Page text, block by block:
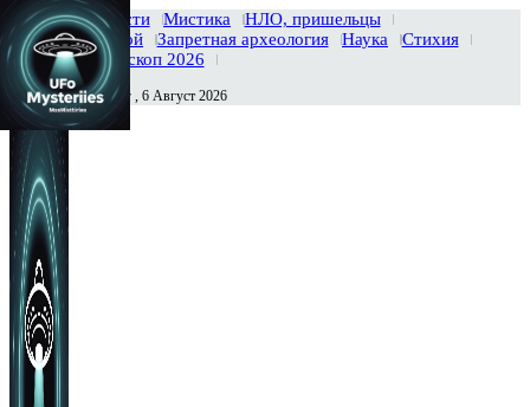
Главная Новости Мистика
НЛО, пришельцы
Тайны вселенной
Запретная археология Наука
Стихия
История
Гороскоп 2026
Сегодня Четверг , 6 Август 2026